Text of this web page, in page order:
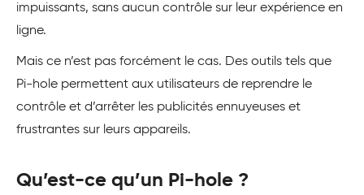
impuissants, sans aucun contrôle sur leur expérience en
ligne.
Mais ce n’est pas forcément le cas. Des outils tels que
Pi-hole permettent aux utilisateurs de reprendre le
contrôle et d’arrêter les publicités ennuyeuses et
frustrantes sur leurs appareils.
Qu’est-ce qu’un Pi-hole ?